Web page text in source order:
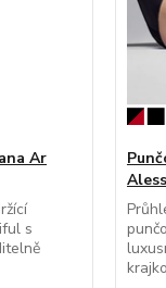
Ar
s